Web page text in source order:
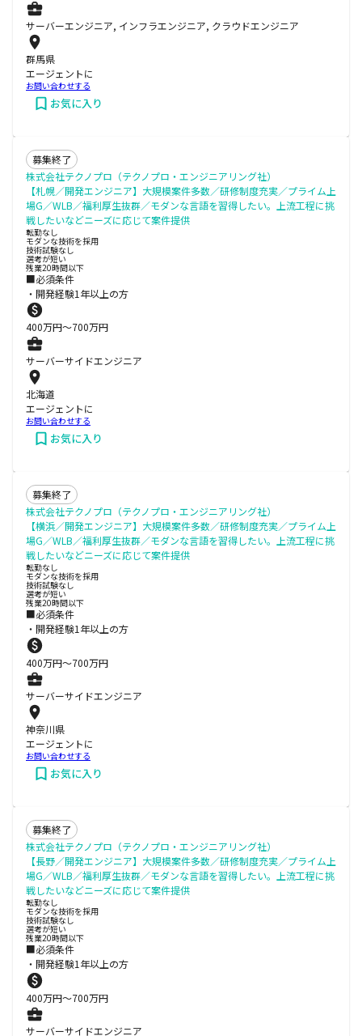
サーバーエンジニア, インフラエンジニア, クラウドエンジニア
群馬県
エージェントに
お問い合わせする
お気に入り
募集終了
株式会社テクノプロ（テクノプロ・エンジニアリング社）
【札幌／開発エンジニア】大規模案件多数／研修制度充実／プライム上
場G／WLB／福利厚生抜群／モダンな言語を習得したい。上流工程に挑
戦したいなどニーズに応じて案件提供
転勤なし
モダンな技術を採用
技術試験なし
選考が短い
残業20時間以下
■必須条件
・開発経験1年以上の方
400万円〜700万円
サーバーサイドエンジニア
北海道
エージェントに
お問い合わせする
お気に入り
募集終了
株式会社テクノプロ（テクノプロ・エンジニアリング社）
【横浜／開発エンジニア】大規模案件多数／研修制度充実／プライム上
場G／WLB／福利厚生抜群／モダンな言語を習得したい。上流工程に挑
戦したいなどニーズに応じて案件提供
転勤なし
モダンな技術を採用
技術試験なし
選考が短い
残業20時間以下
■必須条件
・開発経験1年以上の方
400万円〜700万円
サーバーサイドエンジニア
神奈川県
エージェントに
お問い合わせする
お気に入り
募集終了
株式会社テクノプロ（テクノプロ・エンジニアリング社）
【長野／開発エンジニア】大規模案件多数／研修制度充実／プライム上
場G／WLB／福利厚生抜群／モダンな言語を習得したい。上流工程に挑
戦したいなどニーズに応じて案件提供
転勤なし
モダンな技術を採用
技術試験なし
選考が短い
残業20時間以下
■必須条件
・開発経験1年以上の方
400万円〜700万円
サーバーサイドエンジニア